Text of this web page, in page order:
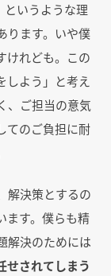
いうような理
ります。いや僕
けれども。この
しよう」と考え
、ご担当の意気
てのご負担に耐
解決策とするの
ます。僕らも精
解決のためには
せされてしまう